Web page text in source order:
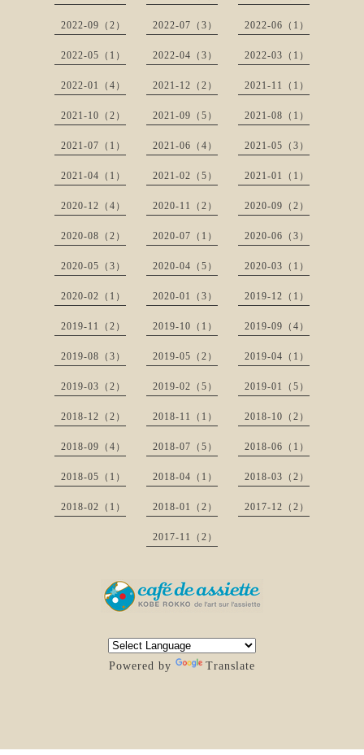
2022-09（2） 2022-07（3） 2022-06（1）
2022-05（1） 2022-04（3） 2022-03（1）
2022-01（4） 2021-12（2） 2021-11（1）
2021-10（2） 2021-09（5） 2021-08（1）
2021-07（1） 2021-06（4） 2021-05（3）
2021-04（1） 2021-02（5） 2021-01（1）
2020-12（4） 2020-11（2） 2020-09（2）
2020-08（2） 2020-07（1） 2020-06（3）
2020-05（3） 2020-04（5） 2020-03（1）
2020-02（1） 2020-01（3） 2019-12（1）
2019-11（2） 2019-10（1） 2019-09（4）
2019-08（3） 2019-05（2） 2019-04（1）
2019-03（2） 2019-02（5） 2019-01（5）
2018-12（2） 2018-11（1） 2018-10（2）
2018-09（4） 2018-07（5） 2018-06（1）
2018-05（1） 2018-04（1） 2018-03（2）
2018-02（1） 2018-01（2） 2017-12（2）
2017-11（2）
Powered by Translate